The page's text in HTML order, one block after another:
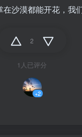
沙漠都能开花，我
2
1人已评分
+2